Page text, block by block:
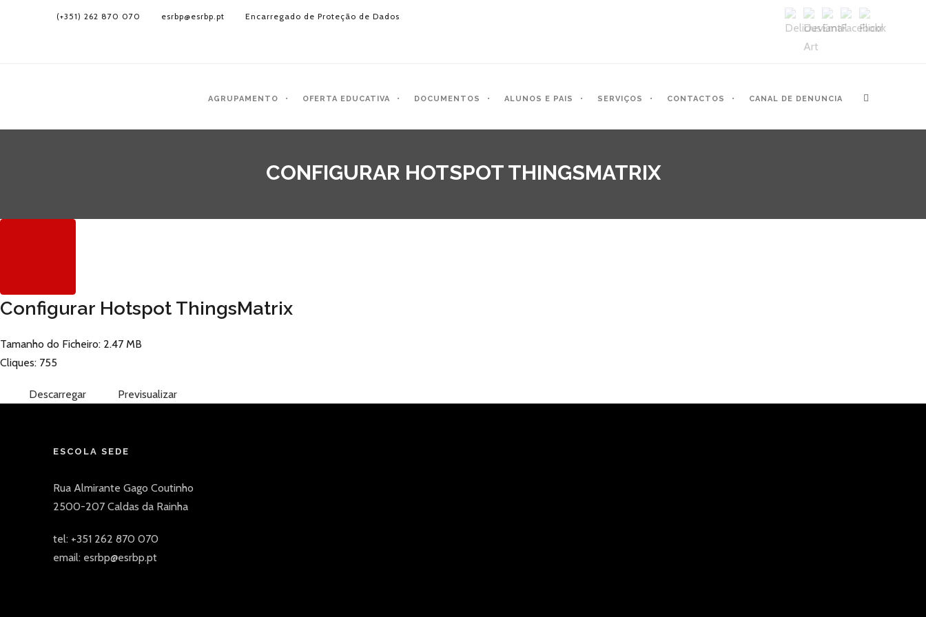
(+351) 262 870 070 esrbp@esrbp.pt Encarregado de Proteção de Dados
AGRUPAMENTO OFERTA EDUCATIVA DOCUMENTOS ALUNOS E PAIS SERVIÇOS CONTACTOS CANAL DE DENUNCIA
CONFIGURAR HOTSPOT THINGSMATRIX
Configurar Hotspot ThingsMatrix
Tamanho do Ficheiro: 2.47 MB
Cliques: 755
Descarregar Previsualizar
ESCOLA SEDE
Rua Almirante Gago Coutinho
2500-207 Caldas da Rainha
tel: +351 262 870 070
email: esrbp@esrbp.pt